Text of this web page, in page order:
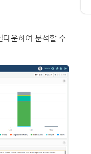
운하여 분석할 수